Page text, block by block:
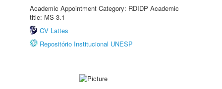
Academic Appointment Category: RDIDP Academic
title: MS-3.1
CV Lattes
Repositório Institucional UNESP